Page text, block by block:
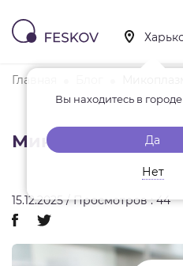
Вы находитесь в городе
Да
Нет
Главная
Микоплазмоз
15.12.2025 / Просмотров : 44